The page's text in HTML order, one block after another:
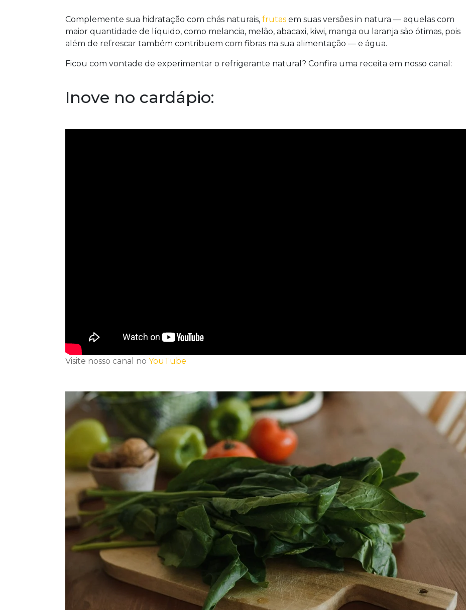
Complemente sua hidratação com chás naturais, frutasem suas versões in natura — aquelas com
maior quantidade de líquido, como melancia, melão, abacaxi, kiwi, manga ou laranja são ótimas, pois
além de refrescar também contribuem com fibras na sua alimentação — e água.
Ficou com vontade de experimentar o refrigerante natural? Confira uma receita em nosso canal:
Inove no cardápio:
Visite nosso canal no YouTube